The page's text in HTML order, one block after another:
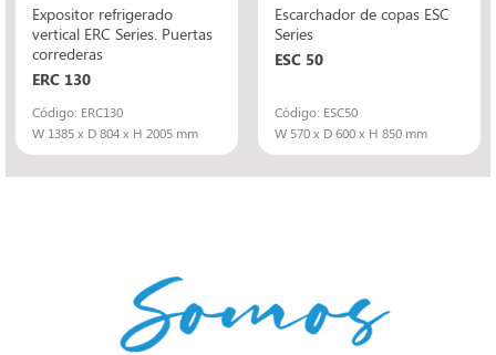
Expositor refrigerado
vertical ERC Series. Puertas
correderas
ERC 130
Código: ERC130
W 1385 x D 804 x H 2005 mm
Escarchador de copas ESC
Series
ESC 50
Código: ESC50
W 570 x D 600 x H 850 mm